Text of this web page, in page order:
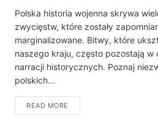
Polska historia wojenna skrywa
zwycięstw, które zostały
marginalizowane. Bitwy, które
naszego kraju, często pozostają w
narracji historycznych. Poznaj
polskich...
READ MORE